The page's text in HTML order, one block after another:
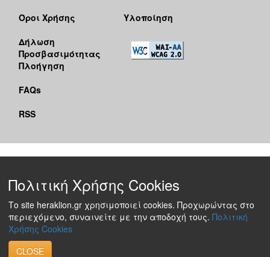
Όροι Χρήσης
Δήλωση
Προσβασιμότητας
Πλοήγηση
FAQs
RSS
Υλοποίηση
Πολιτική Χρήσης Cookies
Το site heraklion.gr χρησιμοποιεί cookies. Προχωρώντας στο
περιεχόμενο, συναινείτε με την αποδοχή τους. Πολιτική
Χρήσης Cookies
CLOSE